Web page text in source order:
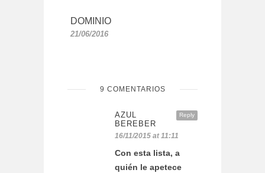
DOMINIO
21/06/2016
9 COMENTARIOS
Reply
AZUL
BEREBER
16/11/2015 at 11:11
Con esta lista, a
quién le apetece